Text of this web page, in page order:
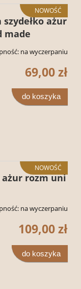
ażur
made
na wyczerpaniu
69,00 zł
do koszyka
NOWOŚĆ
ażur rozm uni
na wyczerpaniu
109,00 zł
do koszyka
NOWOŚĆ